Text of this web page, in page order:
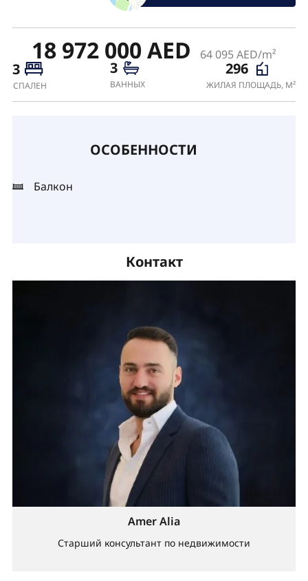
18 972 000 AED 64 095 AED/m²
3
СПАЛЕН
3
ВАННЫХ
296
ЖИЛАЯ ПЛОЩАДЬ, М²
ОСОБЕННОСТИ
Балкон
Контакт
Amer Alia
Старший консультант по недвижимости